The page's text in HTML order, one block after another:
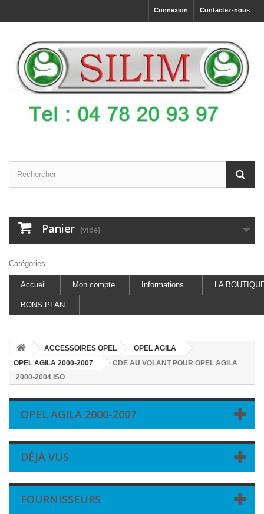
Contactez-nous
Connexion
Panier (vide)
Catégories
Accueil Mon compte Informations LA
BONS PLAN
ACCESSOIRES OPEL
OPEL AGILA
OPEL AGILA 2000-2007
CDE AU VOLANT POUR OPEL AGILA
2000-2004 ISO
OPEL AGILA 2000-2007
DÉJÀ VUS
FOURNISSEURS